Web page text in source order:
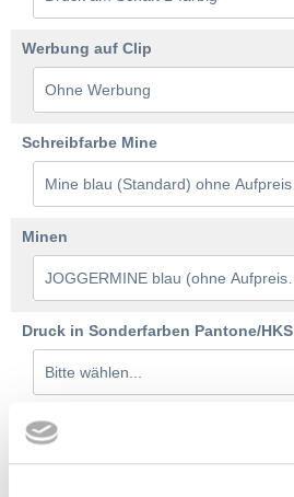
Werbung auf Clip
Schreibfarbe Mine
Minen
Druck in Sonderfarben Pantone/HKS